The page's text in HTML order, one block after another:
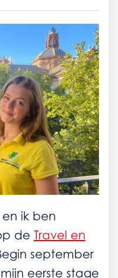
ik ben
de Travel en
september
eerste stage